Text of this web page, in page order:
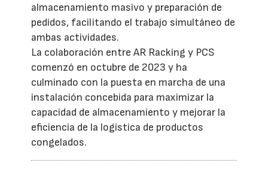
almacenamiento masivo y preparación de
pedidos, facilitando el trabajo simultáneo de
ambas actividades.
La colaboración entre AR Racking y PCS
comenzó en octubre de 2023 y ha
culminado con la puesta en marcha de una
instalación concebida para maximizar la
capacidad de almacenamiento y mejorar la
eficiencia de la logística de productos
congelados.